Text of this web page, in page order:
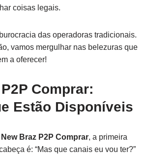
coisas legais.
das operadoras tradicionais.
vamos mergulhar nas belezuras que
a oferecer!
Comprar:
Estão Disponíveis
New Braz P2P Comprar, a primeira
é: “Mas que canais eu vou ter?”